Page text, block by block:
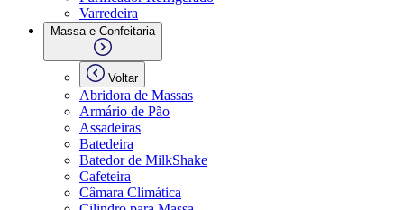
Varredeira
Massa e Confeitaria
Voltar
Abridora de Massas
Armário de Pão
Assadeiras
Batedeira
Batedor de MilkShake
Cafeteira
Câmara Climática